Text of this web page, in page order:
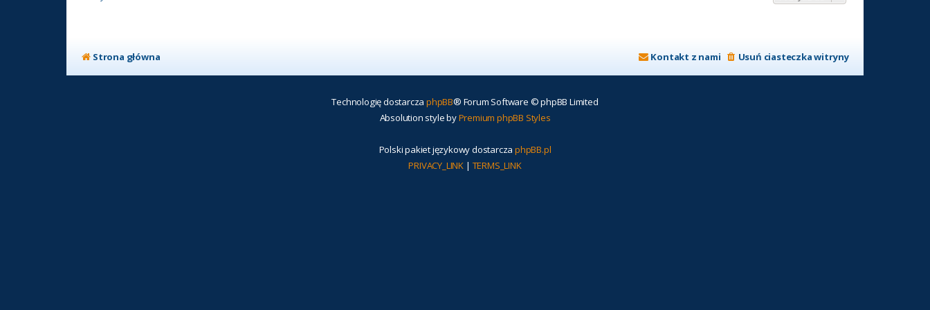
Strona główna Usuń ciasteczka witryny
Kontakt z nami
Technologię dostarcza phpBB® Forum Software © phpBB Limited
Absolution style byPremium phpBB Styles
Polski pakiet językowy dostarcza phpBB.pl
PRIVACY_LINK | TERMS_LINK